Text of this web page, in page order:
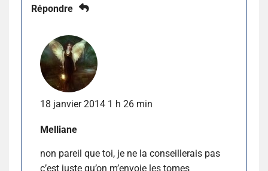
Répondre
18 janvier 2014 1 h 26 min
Melliane
non pareil que toi, je ne la conseillerais pas
c’est juste qu’on m’envoie les tomes